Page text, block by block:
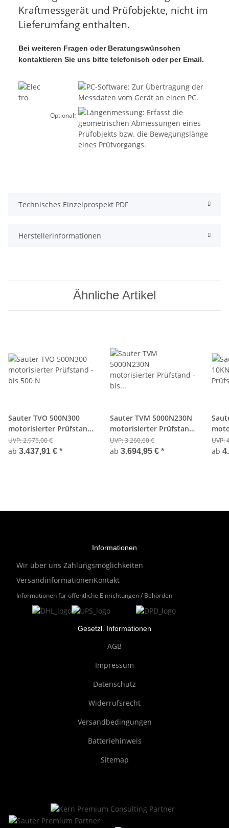
Kraftmessgerät und Prüfobjekte, nicht im
Lieferumfang enthalten.
Bei weiteren Fragen oder Beratungswünschen
kontaktieren Sie uns bitte telefonisch oder per Email.
Optional:
Technisches Einzelprospekt PDF
Herstellerinformationen
Ähnliche Artikel
Sauter TVO 500N300
motorisierter Prüfstand
- bis 500 N
UVP:2.975,00 €
ab 3.437,91 € *
Sauter TVM 5000N230N
motorisierter Prüfstand
- bis 5000 N
UVP:3.260,60 €
ab 3.694,95 € *
- bis
UVP:
ab
Informationen
Wir über uns Zahlungsmöglichkeiten
VersandinformationenKontakt
Informationen für öffentliche Einrichtungen / Behörden
Gesetzl. Informationen
AGB
Impressum
Datenschutz
Widerrufsrecht
Versandbedingungen
Batteriehinweis
Sitemap